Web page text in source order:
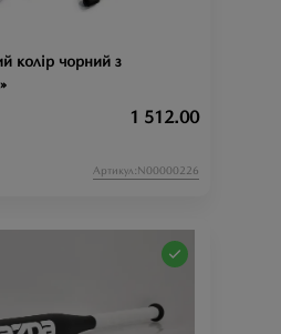
колір чорний з
1 512.00
Артикул:N00000226